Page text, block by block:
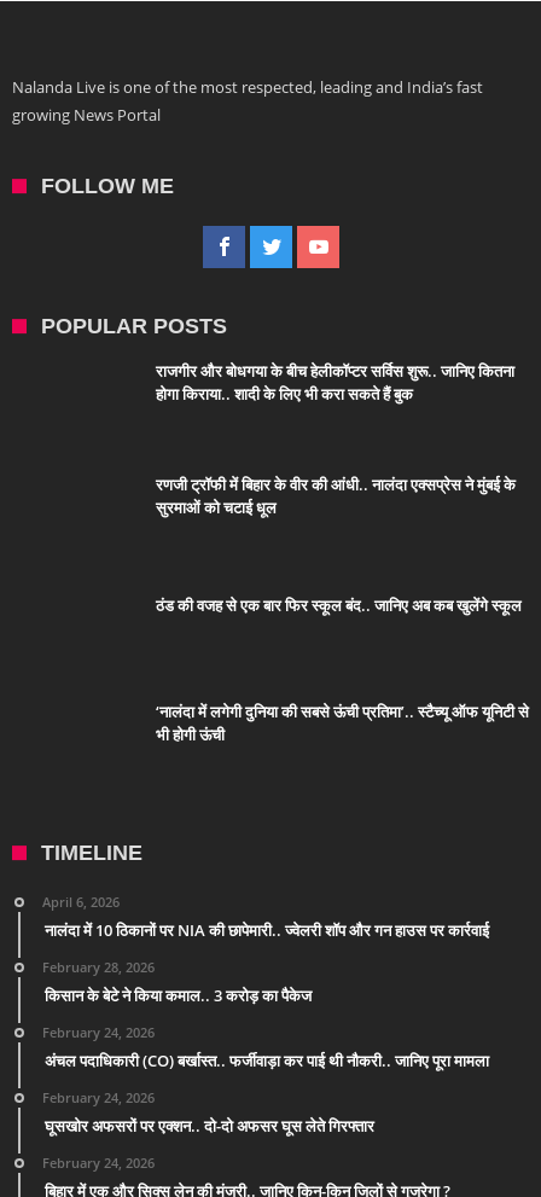
Nalanda Live is one of the most respected, leading and India’s fast
growing News Portal
FOLLOW ME
POPULAR POSTS
राजगीर और बोधगया के बीच हेलीकॉप्टर सर्विस शुरू.. जानिए कितना
होगा किराया.. शादी के लिए भी करा सकते हैं बुक
रणजी ट्रॉफी में बिहार के वीर की आंधी.. नालंदा एक्सप्रेस ने मुंबई के
सुरमाओं को चटाई धूल
ठंड की वजह से एक बार फिर स्कूल बंद.. जानिए अब कब खुलेंगे स्कूल
‘नालंदा में लगेगी दुनिया की सबसे ऊंची प्रतिमा’.. स्टैच्यू ऑफ यूनिटी से
भी होगी ऊंची
TIMELINE
April 6, 2026
नालंदा में 10 ठिकानों पर NIA की छापेमारी.. ज्वेलरी शॉप और गन हाउस पर कार्रवाई
February 28, 2026
किसान के बेटे ने किया कमाल.. 3 करोड़ का पैकेज
February 24, 2026
अंचल पदाधिकारी (CO) बर्खास्त.. फर्जीवाड़ा कर पाई थी नौकरी.. जानिए पूरा मामला
February 24, 2026
घूसखोर अफसरों पर एक्शन.. दो-दो अफसर घूस लेते गिरफ्तार
February 24, 2026
बिहार में एक और सिक्स लेन की मंजूरी.. जानिए किन-किन जिलों से गुजरेगा ?